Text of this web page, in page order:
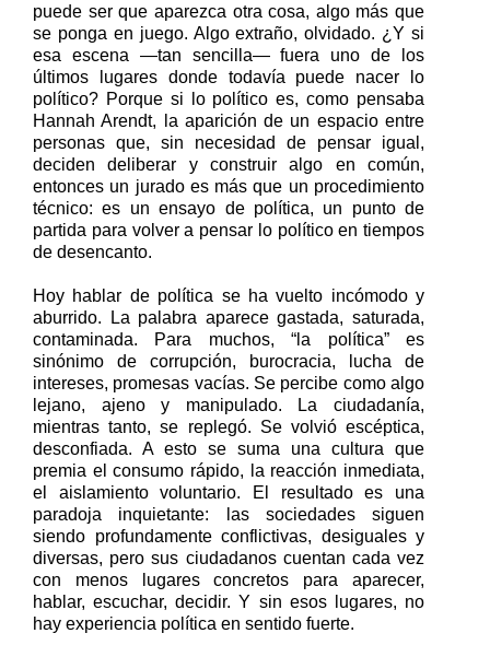
puede ser que aparezca otra cosa, algo más que
se ponga en juego. Algo extraño, olvidado. ¿Y si
esa escena —tan sencilla— fuera uno de los
últimos lugares donde todavía puede nacer lo
político? Porque si lo político es, como pensaba
Hannah Arendt, la aparición de un espacio entre
personas que, sin necesidad de pensar igual,
deciden deliberar y construiralgo en común,
entonces un jurado es más que un procedimiento
técnico: es un ensayo de política, un punto de
partida para volver a pensar lo político en tiempos
de desencanto.
Hoy hablar de política se ha vuelto incómodo y
aburrido. La palabra aparece gastada, saturada,
contaminada. Para muchos, “la política” es
sinónimo de corrupción, burocracia, lucha de
intereses, promesas vacías. Se percibe como algo
lejano, ajeno y manipulado. La ciudadanía,
mientras tanto, se replegó. Se volvió escéptica,
desconfiada. A esto se suma una cultura que
premia el consumo rápido, la reacción inmediata,
el aislamiento voluntario. El resultado es una
paradoja inquietante: las sociedades siguen
siendo profundamente conflictivas, desiguales y
diversas, pero sus ciudadanos cuentan cada vez
con menos lugares concretos para aparecer,
hablar, escuchar, decidir. Y sin esos lugares, no
hay experiencia política en sentido fuerte.